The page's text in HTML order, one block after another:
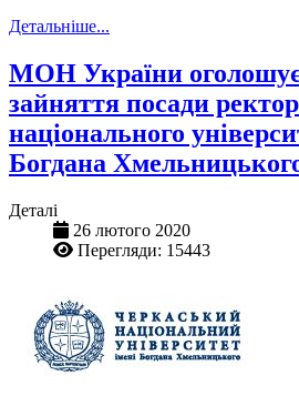
Детальніше...
МОН України
зайняття посади
національного
Богдана
Деталі
26 лютого 2020
Перегляди: 15443